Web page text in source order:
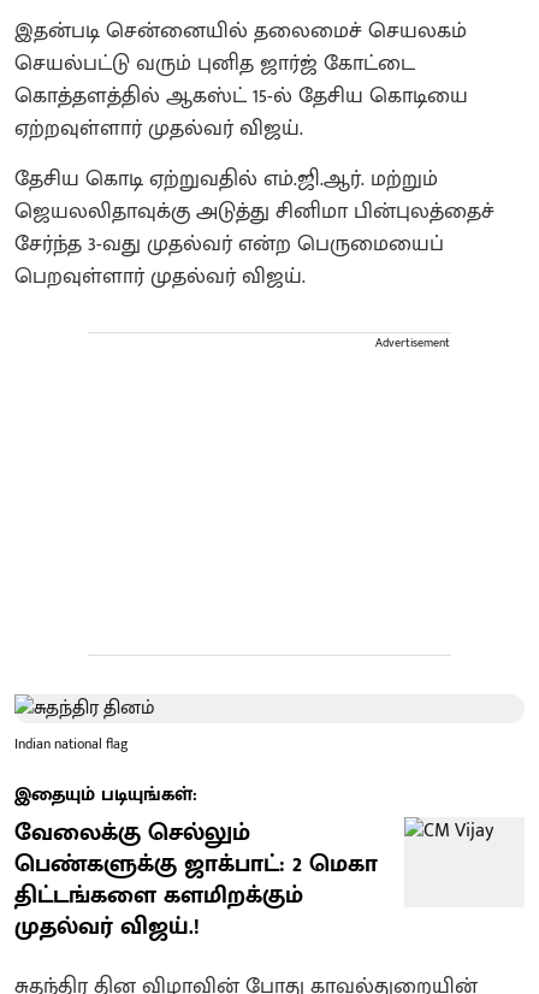
இதன்படி சென்னையில் தலைமைச் செயலகம்
செயல்பட்டு வரும் புனித ஜார்ஜ் கோட்டை
கொத்தளத்தில் ஆகஸ்ட் 15-ல் தேசிய கொடியை
ஏற்றவுள்ளார் முதல்வர் விஜய்.
தேசிய கொடி ஏற்றுவதில் எம்.ஜி.ஆர். மற்றும்
ஜெயலலிதாவுக்கு அடுத்து சினிமா பின்புலத்தைச்
சேர்ந்த 3-வது முதல்வர் என்ற பெருமையைப்
பெறவுள்ளார் முதல்வர் விஜய்.
Advertisement
Indian national flag
இதையும் படியுங்கள்:
வேலைக்கு செல்லும்
பெண்களுக்கு ஜாக்பாட்: 2 மெகா
திட்டங்களை களமிறக்கும்
முதல்வர் விஜய்.!
சுதந்திர தின விழாவின் போது காவல்துறையின்